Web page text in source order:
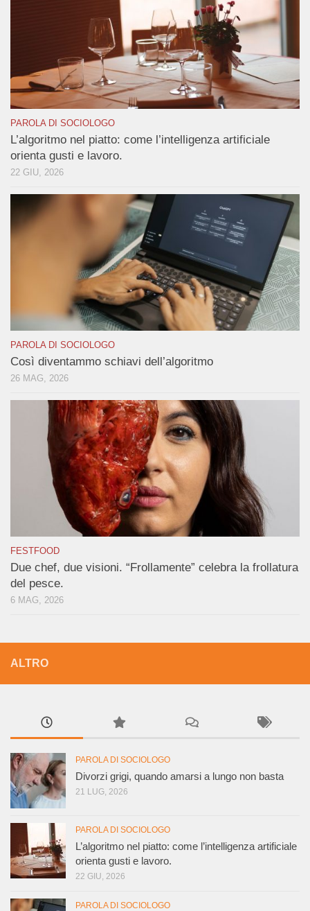
PAROLA DI SOCIOLOGO
L’algoritmo nel piatto: come l’intelligenza artificiale
orienta gusti e lavoro.
22 GIU, 2026
PAROLA DI SOCIOLOGO
Così diventammo schiavi dell’algoritmo
26 MAG, 2026
FESTFOOD
Due chef, due visioni. “Frollamente” celebra la frollatura
del pesce.
6 MAG, 2026
ALTRO
PAROLA DI SOCIOLOGO
Divorzi grigi, quando amarsi a lungo non basta
21 LUG, 2026
PAROLA DI SOCIOLOGO
L’algoritmo nel piatto: come l’intelligenza artificiale
orienta gusti e lavoro.
22 GIU, 2026
PAROLA DI SOCIOLOGO